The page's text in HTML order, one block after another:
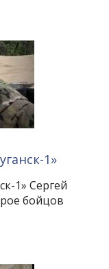
1»
1» Сергей
бойцов